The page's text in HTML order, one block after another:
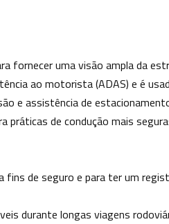
fornecer uma visão ampla da
ao motorista (ADAS) e é
e assistência de
práticas de condução mais
fins de seguro e para ter um
durante longas viagens